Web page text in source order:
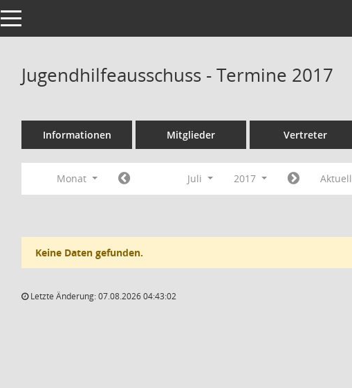
Toggle navigation
Jugendhilfeausschuss - Termine 2017
Informationen Mitglieder Vertreter
Monat Juli 2017 Aktuell
Keine Daten gefunden.
Letzte Änderung: 07.08.2026 04:43:02